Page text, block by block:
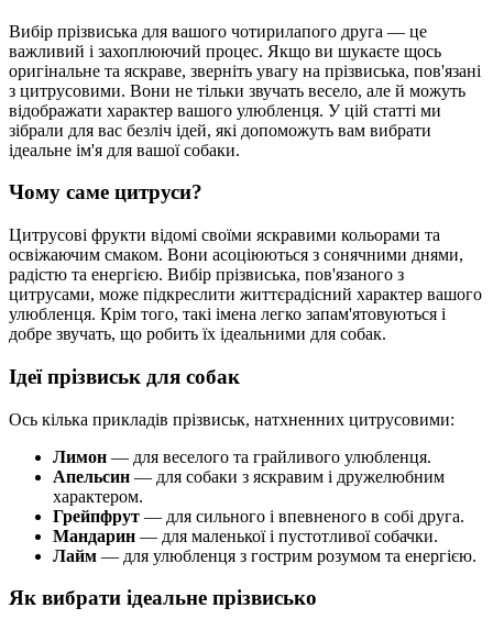
Вибір прізвиська для вашого чотирилапого друга — це
важливий і захоплюючий процес. Якщо ви шукаєте щось
оригінальне та яскраве, зверніть увагу на прізвиська, пов'язані
з цитрусовими. Вони не тільки звучать весело, але й можуть
відображати характер вашого улюбленця. У цій статті ми
зібрали для вас безліч ідей, які допоможуть вам вибрати
ідеальне ім'я для вашої собаки.
Чому саме цитруси?
Цитрусові фрукти відомі своїми яскравими кольорами та
освіжаючим смаком. Вони асоціюються з сонячними днями,
радістю та енергією. Вибір прізвиська, пов'язаного з
цитрусами, може підкреслити життєрадісний характер вашого
улюбленця. Крім того, такі імена легко запам'ятовуються і
добре звучать, що робить їх ідеальними для собак.
Ідеї прізвиськ для собак
Ось кілька прикладів прізвиськ, натхненних цитрусовими:
Лимон — для веселого та грайливого улюбленця.
Апельсин — для собаки з яскравим і дружелюбним
характером.
Грейпфрут — для сильного і впевненого в собі друга.
Мандарин — для маленької і пустотливої собачки.
Лайм — для улюбленця з гострим розумом та енергією.
Як вибрати ідеальне прізвисько